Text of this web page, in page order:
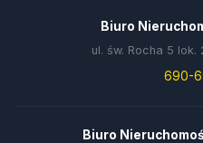
Biuro
ul. św. Rocha 5 lok.
690-
Biuro